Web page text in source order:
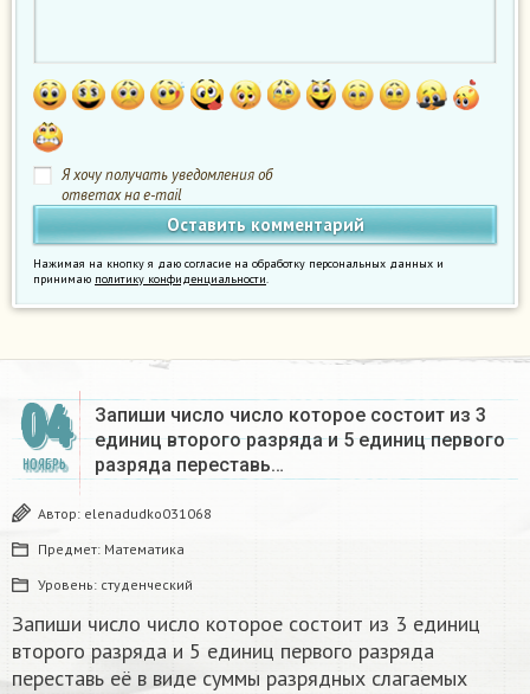
Я хочу получать уведомления об
ответах на e-mail
Нажимая на кнопку я даю согласие на обработку персональных данных и
принимаю политику конфиденциальности.
04
НОЯБРЬ
Запиши число число которое состоит из 3
единиц второго разряда и 5 единиц первого
разряда переставь…
Автор: elenadudko031068
Предмет: Математика
Уровень: студенческий
Запиши число число которое состоит из 3 единиц
второго разряда и 5 единиц первого разряда
переставь её в виде суммы разрядных слагаемых​